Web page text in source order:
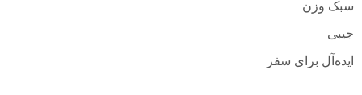
سبک وزن
جیبی
ایده‌آل برای سفر